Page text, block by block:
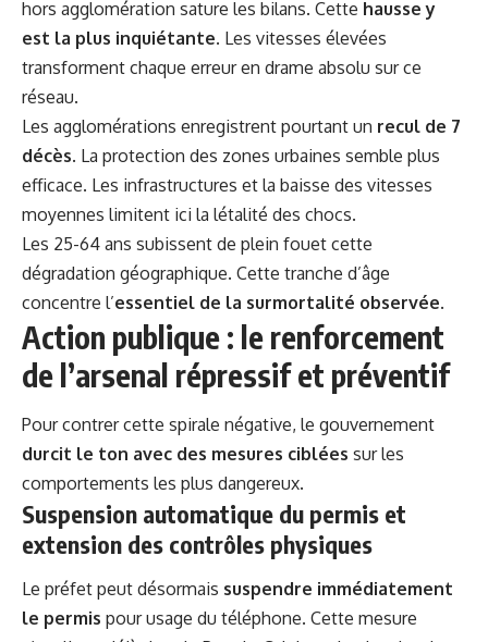
hors agglomération sature les bilans. Cette hausse y
est la plus inquiétante. Les vitesses élevées
transforment chaque erreur en drame absolu sur ce
réseau.
Les agglomérations enregistrent pourtant un recul de 7
décès. La protection des zones urbaines semble plus
efficace. Les infrastructures et la baisse des vitesses
moyennes limitent ici la létalité des chocs.
Les 25-64 ans subissent de plein fouet cette
dégradation géographique. Cette tranche d’âge
concentre l’essentiel de la surmortalité observée.
Action publique : le renforcement
de l’arsenal répressif et préventif
Pour contrer cette spirale négative, le gouvernement
durcit le ton avec des mesures ciblées sur les
comportements les plus dangereux.
Suspension automatique du permis et
extension des contrôles physiques
Le préfet peut désormais suspendre immédiatement
le permis pour usage du téléphone. Cette mesure